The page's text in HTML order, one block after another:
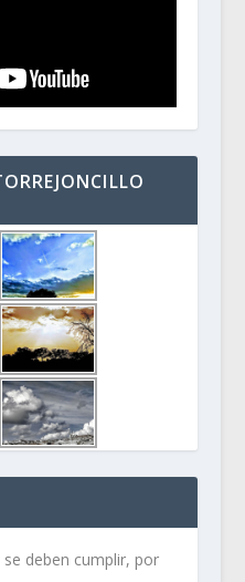
deben cumplir, por